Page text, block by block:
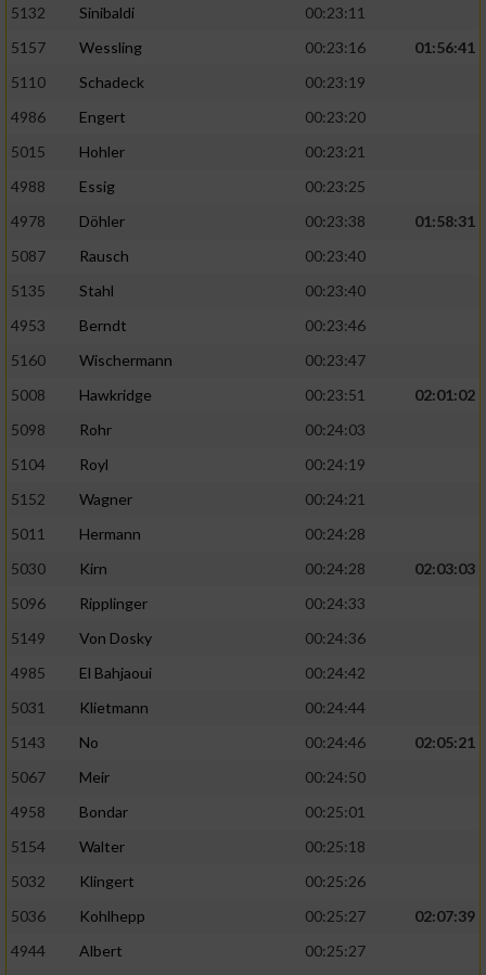
5132
Sinibaldi
00:23:11
5157
Wessling 00:23:16
01:56:41
5110
Schadeck
00:23:19
4986
Engert
00:23:20
5015
Hohler
00:23:21
4988
Essig
00:23:25
4978
Döhler 00:23:38
01:58:31
5087
Rausch
00:23:40
5135
Stahl
00:23:40
4953
Berndt
00:23:46
5160
Wischermann
00:23:47
5008
Hawkridge 00:23:51
02:01:02
5098
Rohr
00:24:03
5104
Royl
00:24:19
5152
Wagner
00:24:21
5011
Hermann
00:24:28
5030
Kirn 00:24:28
02:03:03
5096
Ripplinger
00:24:33
5149
Von Dosky
00:24:36
4985
El Bahjaoui
00:24:42
5031
Klietmann
00:24:44
5143
No 00:24:46
02:05:21
5067
Meir
00:24:50
4958
Bondar
00:25:01
5154
Walter
00:25:18
5032
Klingert
00:25:26
5036
Kohlhepp 00:25:27
02:07:39
4944
Albert
00:25:27